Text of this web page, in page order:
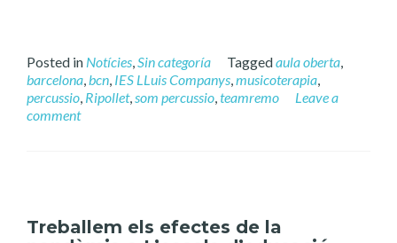
Posted in Notícies,Sin categoría Taggedaula oberta,
barcelona,bcn, IES LLuis Companys,musicoterapia,
percussio, Ripollet,som percussio,teamremo
Leave a
comment
Treballem els efectes de la